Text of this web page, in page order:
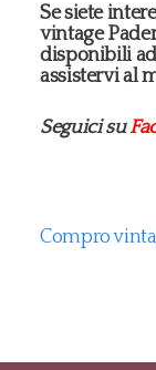
Se siete
vintage
disponibili
assistervi al
Seguici su
Compro